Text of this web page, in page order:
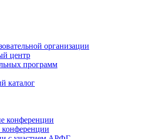
организации
центр
программ
каталог
конференции